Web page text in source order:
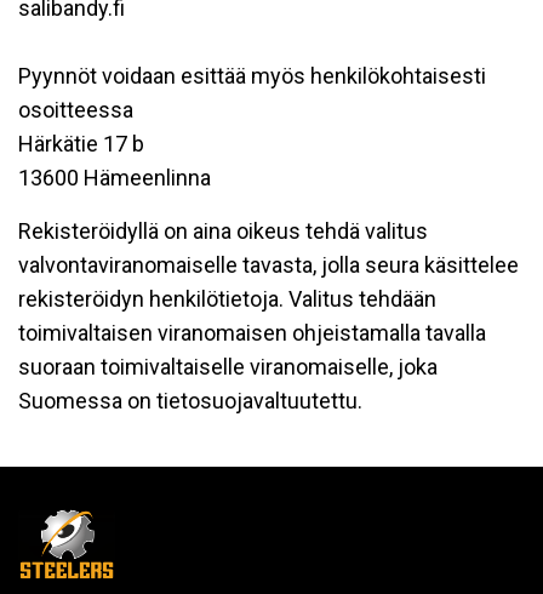
salibandy.fi
Pyynnöt voidaan esittää myös henkilökohtaisesti
osoitteessa
Härkätie 17 b
13600 Hämeenlinna
Rekisteröidyllä on aina oikeus tehdä valitus
valvontaviranomaiselle tavasta, jolla seura käsittelee
rekisteröidyn henkilötietoja. Valitus tehdään
toimivaltaisen viranomaisen ohjeistamalla tavalla
suoraan toimivaltaiselle viranomaiselle, joka
Suomessa on tietosuojavaltuutettu.